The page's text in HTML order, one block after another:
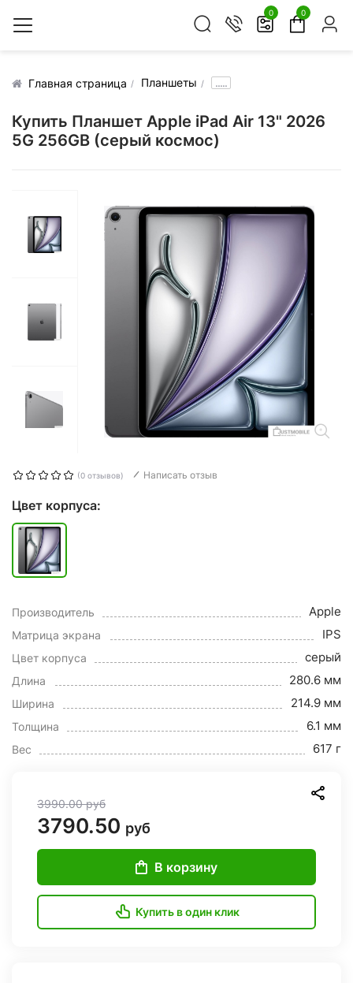
0 0
Главная страница Планшеты .....
Купить Планшет Apple iPad Air 13" 2026
5G 256GB (серый космос)
(0 отзывов) Написать отзыв
Цвет корпуса:
Производитель Apple
Матрица экрана IPS
Цвет корпуса серый
Длина 280.6 мм
Ширина 214.9 мм
Толщина 6.1 мм
Вес 617 г
3990.00руб
3790.50 руб
В корзину
Купить в один клик